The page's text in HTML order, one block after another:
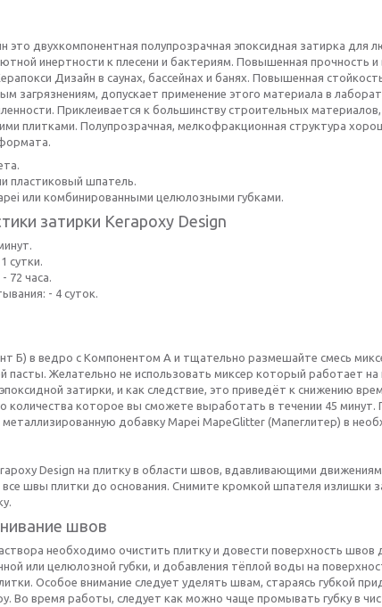
это двухкомпонентная полупрозрачная эпоксидная затирка для
инертности к плесени и бактериям. Повышенная прочность и
Дизайн в саунах, бассейнах и банях. Повышенная
загрязнениям, допускает применение этого материала в
Приклеивается к большинству строительных
плитками. Полупрозрачная, мелкофракционная структура
пластиковый шпатель.
или комбинированными целюлозными губками.
затирки Kerapoxy Design
сутки.
72 часа.
- 4 суток.
Б) в ведро с Компонентом А и тщательно размешайте смесь
Желательно не использовать миксер который работает
затирки, и как следствие, это приведёт к снижению
количества которое вы сможете выработать в течении 45 минут.
добавку Mapei MapeGlitter (Мапеглитер) в
Design на плитку в области швов, вдавливающими
швы плитки до основания. Снимите кромкой шпателя излишки
швов
необходимо очистить плитку и довести поверхность швов
или целюлозной губки, и добавления тёплой воды на
Особое внимание следует уделять швам, стараясь губкой
Во время работы, следует как можно чаще промывать губку в